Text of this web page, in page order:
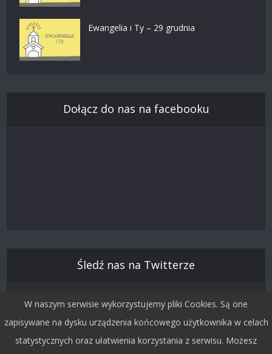
Ewangelia i Ty – 29 grudnia
Dołącz do nas na facebooku
Śledź nas na Twitterze
W naszym serwisie wykorzystujemy pliki Cookies. Są one
zapisywane na dysku urządzenia końcowego użytkownika w celach
statystycznych oraz ułatwienia korzystania z serwisu. Możesz